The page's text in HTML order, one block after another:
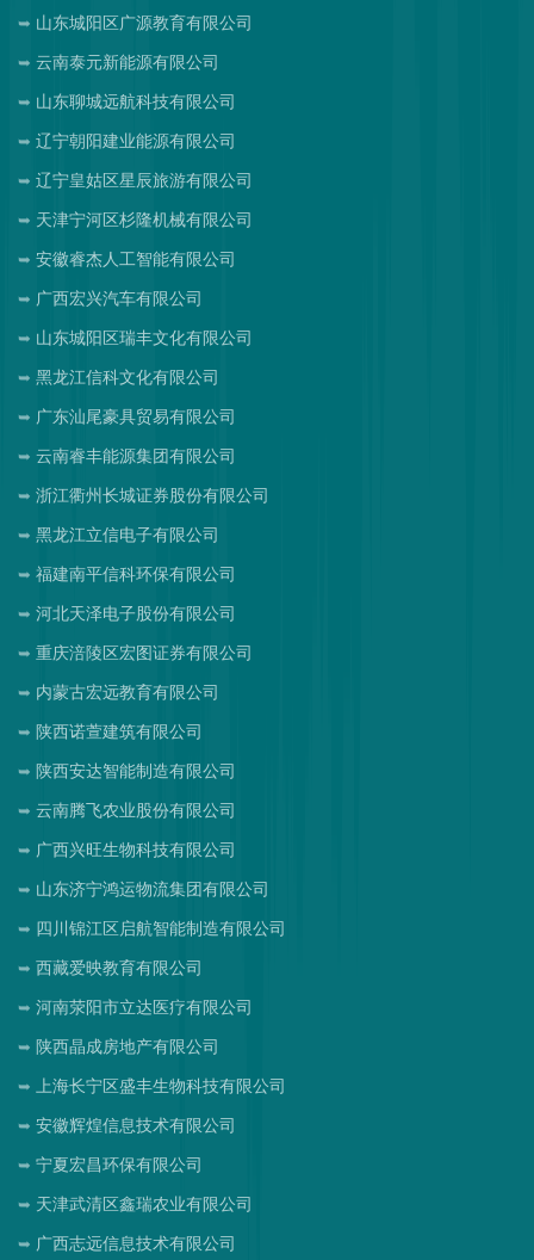
山东城阳区广源教育有限公司
云南泰元新能源有限公司
山东聊城远航科技有限公司
辽宁朝阳建业能源有限公司
辽宁皇姑区星辰旅游有限公司
天津宁河区杉隆机械有限公司
安徽睿杰人工智能有限公司
广西宏兴汽车有限公司
山东城阳区瑞丰文化有限公司
黑龙江信科文化有限公司
广东汕尾豪具贸易有限公司
云南睿丰能源集团有限公司
浙江衢州长城证券股份有限公司
黑龙江立信电子有限公司
福建南平信科环保有限公司
河北天泽电子股份有限公司
重庆涪陵区宏图证券有限公司
内蒙古宏远教育有限公司
陕西诺萱建筑有限公司
陕西安达智能制造有限公司
云南腾飞农业股份有限公司
广西兴旺生物科技有限公司
山东济宁鸿运物流集团有限公司
四川锦江区启航智能制造有限公司
西藏爱映教育有限公司
河南荥阳市立达医疗有限公司
陕西晶成房地产有限公司
上海长宁区盛丰生物科技有限公司
安徽辉煌信息技术有限公司
宁夏宏昌环保有限公司
天津武清区鑫瑞农业有限公司
广西志远信息技术有限公司